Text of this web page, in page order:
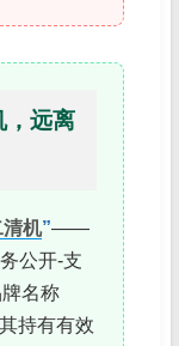
，远离
清机”——
务公开-支
名称
持有有效